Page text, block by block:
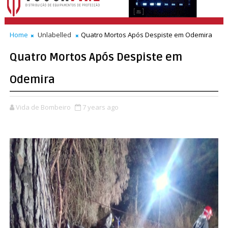
Home Unlabelled Quatro Mortos Após Despiste em Odemira
Quatro Mortos Após Despiste em
Odemira
Vida de Bombeiro 7 years ago